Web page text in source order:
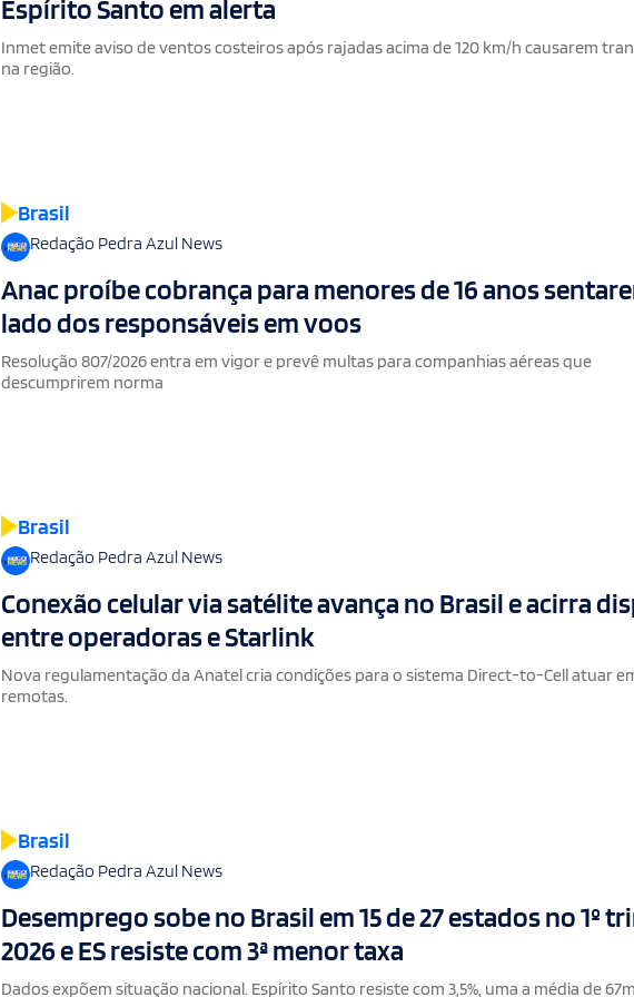
Espírito Santo em alerta
Inmet emite aviso de ventos costeiros após rajadas acima de 120 km/h causarem
na região.
Brasil
Redação Pedra Azul News
Anac proíbe cobrança para menores de 16 anos
lado dos responsáveis em voos
Resolução 807/2026 entra em vigor e prevê multas para companhias aéreas que
descumprirem norma
Brasil
Redação Pedra Azul News
Conexão celular via satélite avança no Brasil e acirra
entre operadoras e Starlink
Nova regulamentação da Anatel cria condições para o sistema Direct-to-Cell atuar
remotas.
Brasil
Redação Pedra Azul News
Desemprego sobe no Brasil em 15 de 27 estados no 1º
2026 e ES resiste com 3ª menor taxa
Dados expõem situação nacional. Espírito Santo resiste com 3,5%, uma a média de